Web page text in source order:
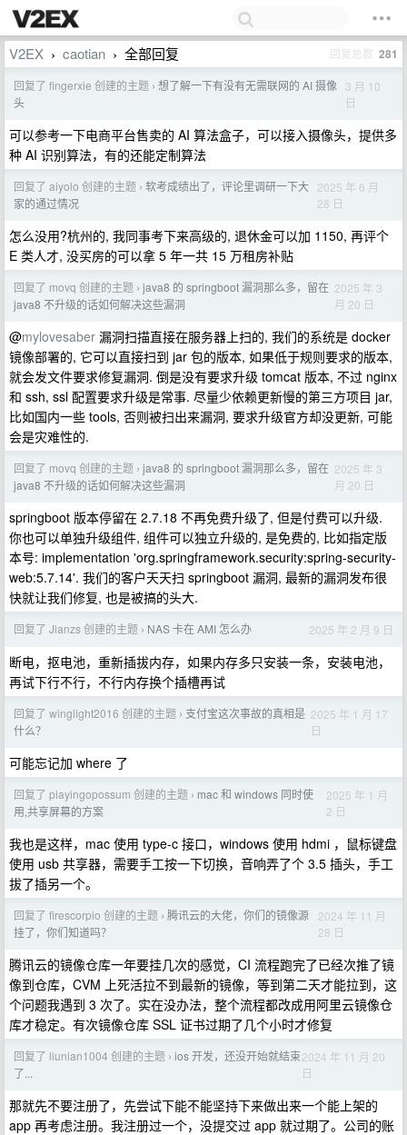
V2EX › caotian › 全部回复 回复总数 281
回复了 fingerxie 创建的主题 › 想了解一下有没有无需联网的 AI 摄像
头
3 月 10
日
可以参考一下电商平台售卖的 AI 算法盒子，可以接入摄像头，提供多
种 AI 识别算法，有的还能定制算法
回复了 aiyolo 创建的主题 › 软考成绩出了，评论里调研一下大
家的通过情况
2025 年 6 月
28 日
怎么没用?杭州的, 我同事考下来高级的, 退休金可以加 1150, 再评个
E 类人才, 没买房的可以拿 5 年一共 15 万租房补贴
回复了 movq 创建的主题 › java8 的 springboot 漏洞那么多，留在
java8 不升级的话如何解决这些漏洞
2025 年 3
月 20 日
@mylovesaber 漏洞扫描直接在服务器上扫的, 我们的系统是 docker
镜像部署的, 它可以直接扫到 jar 包的版本, 如果低于规则要求的版本,
就会发文件要求修复漏洞. 倒是没有要求升级 tomcat 版本, 不过 nginx
和 ssh, ssl 配置要求升级是常事. 尽量少依赖更新慢的第三方项目 jar,
比如国内一些 tools, 否则被扫出来漏洞, 要求升级官方却没更新, 可能
会是灾难性的.
回复了 movq 创建的主题 › java8 的 springboot 漏洞那么多，留在
java8 不升级的话如何解决这些漏洞
2025 年 3
月 20 日
springboot 版本停留在 2.7.18 不再免费升级了, 但是付费可以升级.
你也可以单独升级组件, 组件可以独立升级的, 是免费的, 比如指定版
本号: implementation 'org.springframework.security:spring-security-
web:5.7.14'. 我们的客户天天扫 springboot 漏洞, 最新的漏洞发布很
快就让我们修复, 也是被搞的头大.
回复了 Jianzs 创建的主题 › NAS 卡在 AMI 怎么办 2025 年 2 月 9 日
断电，抠电池，重新插拔内存，如果内存多只安装一条，安装电池，
再试下行不行，不行内存换个插槽再试
回复了 winglight2016 创建的主题 › 支付宝这次事故的真相是
什么？
2025 年 1 月 17
日
可能忘记加 where 了
回复了 playingopossum 创建的主题 › mac 和 windows 同时使
用,共享屏幕的方案
2025 年 1 月
2 日
我也是这样，mac 使用 type-c 接口，windows 使用 hdmi ，鼠标键盘
使用 usb 共享器，需要手工按一下切换，音响弄了个 3.5 插头，手工
拔了插另一个。
回复了 firescorpio 创建的主题 › 腾讯云的大佬，你们的镜像源
挂了，你们知道吗？
2024 年 11 月
28 日
腾讯云的镜像仓库一年要挂几次的感觉，CI 流程跑完了已经次推了镜
像到仓库，CVM 上死活拉不到最新的镜像，等到第二天才能拉到，这
个问题我遇到 3 次了。实在没办法，整个流程都改成用阿里云镜像仓
库才稳定。有次镜像仓库 SSL 证书过期了几个小时才修复
回复了 liunian1004 创建的主题 › ios 开发，还没开始就结束
了...
2024 年 11 月 20
日
那就先不要注册了，先尝试下能不能坚持下来做出来一个能上架的
app 再考虑注册。我注册过一个，没提交过 app 就过期了。公司的账